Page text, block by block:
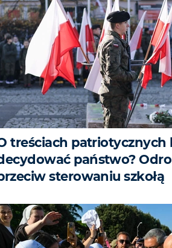
treściach patriotycznych
państwo?
sterowaniu szkołą